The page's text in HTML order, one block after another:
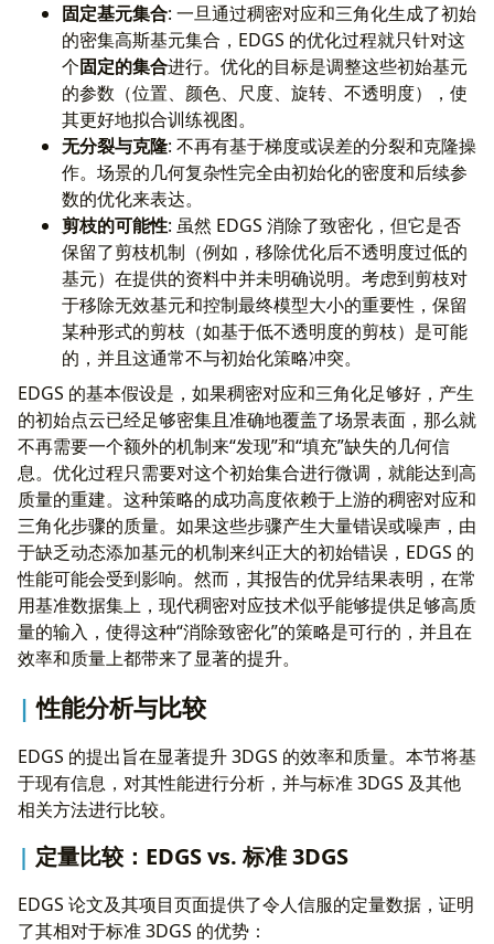
固定基元集合: 一旦通过稠密对应和三角化生成了初始
的密集高斯基元集合，EDGS 的优化过程就只针对这
个固定的集合进行。优化的目标是调整这些初始基元
的参数（位置、颜色、尺度、旋转、不透明度），使
其更好地拟合训练视图。
无分裂与克隆: 不再有基于梯度或误差的分裂和克隆操
作。场景的几何复杂性完全由初始化的密度和后续参
数的优化来表达。
剪枝的可能性: 虽然 EDGS 消除了致密化，但它是否
保留了剪枝机制（例如，移除优化后不透明度过低的
基元）在提供的资料中并未明确说明。考虑到剪枝对
于移除无效基元和控制最终模型大小的重要性，保留
某种形式的剪枝（如基于低不透明度的剪枝）是可能
的，并且这通常不与初始化策略冲突。
EDGS 的基本假设是，如果稠密对应和三角化足够好，产生
的初始点云已经足够密集且准确地覆盖了场景表面，那么就
不再需要一个额外的机制来“发现”和“填充”缺失的几何信
息。优化过程只需要对这个初始集合进行微调，就能达到高
质量的重建。这种策略的成功高度依赖于上游的稠密对应和
三角化步骤的质量。如果这些步骤产生大量错误或噪声，由
于缺乏动态添加基元的机制来纠正大的初始错误，EDGS 的
性能可能会受到影响。然而，其报告的优异结果表明，在常
用基准数据集上，现代稠密对应技术似乎能够提供足够高质
量的输入，使得这种“消除致密化”的策略是可行的，并且在
效率和质量上都带来了显著的提升。
性能分析与比较
EDGS 的提出旨在显著提升 3DGS 的效率和质量。本节将基
于现有信息，对其性能进行分析，并与标准 3DGS 及其他
相关方法进行比较。
定量比较：EDGS vs. 标准 3DGS
EDGS 论文及其项目页面提供了令人信服的定量数据，证明
了其相对于标准 3DGS 的优势：